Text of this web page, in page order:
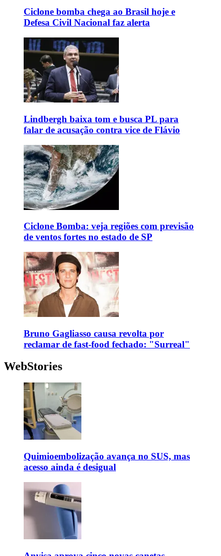
Ciclone bomba chega ao Brasil hoje e
Defesa Civil Nacional faz alerta
Lindbergh baixa tom e busca PL para
falar de acusação contra vice de Flávio
Ciclone Bomba: veja regiões com previsão
de ventos fortes no estado de SP
Bruno Gagliasso causa revolta por
reclamar de fast-food fechado: "Surreal"
WebStories
Quimioembolização avança no SUS, mas
acesso ainda é desigual